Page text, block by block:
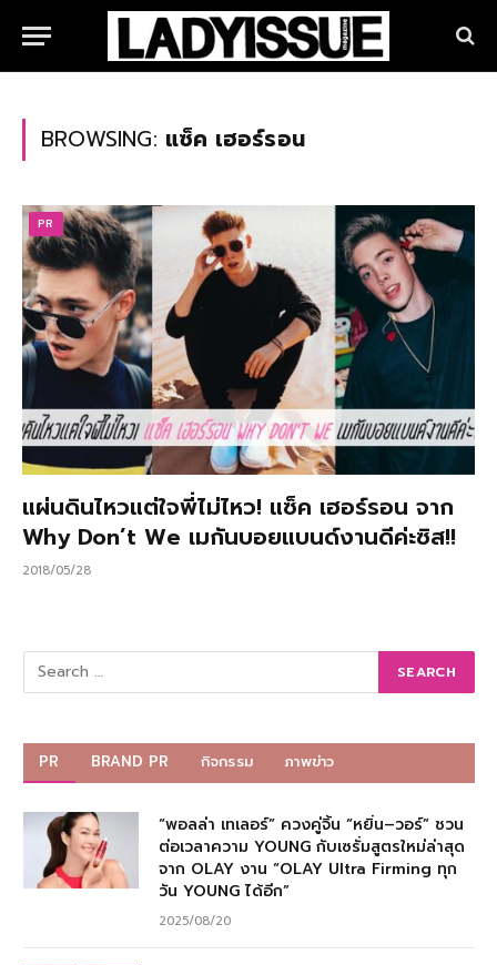
BROWSING: แซ็ค เฮอร์รอน
PR
แผ่นดินไหวแต่ใจพี่ไม่ไหว! แซ็ค เฮอร์รอน จาก
Why Don’t We เมกันบอยแบนด์งานดีค่ะซิส!!
2018/05/28
PR BRAND PR กิจกรรม ภาพข่าว
“พอลล่า เทเลอร์” ควงคู่จิ้น “หยิ่น–วอร์” ชวน
ต่อเวลาความ YOUNG กับเซรั่มสูตรใหม่ล่าสุด
จาก OLAY งาน “OLAY Ultra Firming ทุก
วัน YOUNG ได้อีก”
2025/08/20